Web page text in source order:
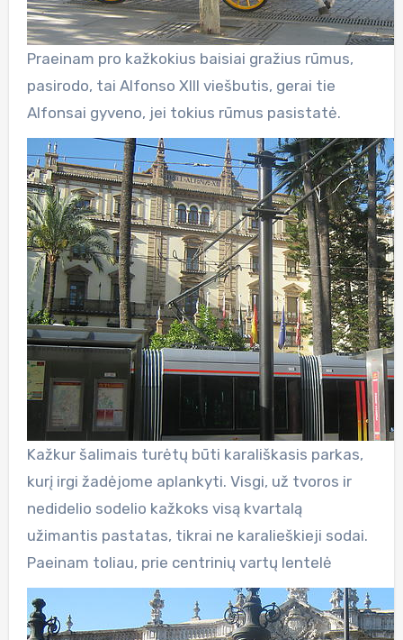
Praeinam pro kažkokius baisiai gražius rūmus,
pasirodo, tai Alfonso XIII viešbutis, gerai tie
Alfonsai gyveno, jei tokius rūmus pasistatė.
Kažkur šalimais turėtų būti karališkasis parkas,
kurį irgi žadėjome aplankyti. Visgi, už tvoros ir
nedidelio sodelio kažkoks visą kvartalą
užimantis pastatas, tikrai ne karalieškieji sodai.
Paeinam toliau, prie centrinių vartų lentelė